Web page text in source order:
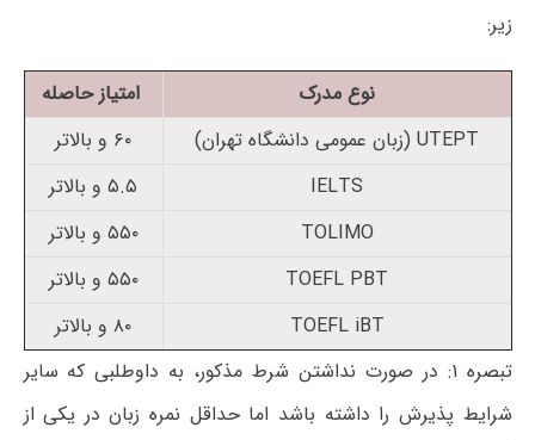
زیر:
نوع مدرک
امتیاز حاصله
UTEPT (زبان عمومی دانشگاه تهران)
۶۰ و بالاتر
IELTS
۵.۵ و بالاتر
TOLIMO
۵۵۰ و بالاتر
TOEFL PBT
۵۵۰ و بالاتر
TOEFL iBT
۸۰ و بالاتر
تبصره ۱: در صورت نداشتن شرط مذکور، به داوطلبی که سایر
شرایط پذیرش را داشته باشد اما حداقل نمره زبان در یکی از